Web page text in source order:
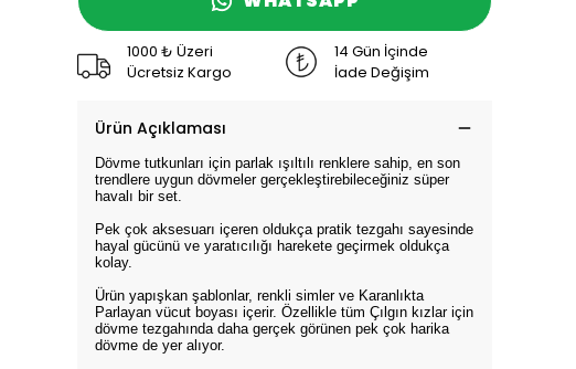
1000 ₺ Üzeri
Ücretsiz Kargo
14 Gün İçinde
İade Değişim
Ürün Açıklaması
Dövme tutkunları için parlak ışıltılı renklere sahip, en son
trendlere uygun dövmeler gerçekleştirebileceğiniz süper
havalı bir set.
Pek çok aksesuarı içeren oldukça pratik tezgahı sayesinde
hayal gücünü ve yaratıcılığı harekete geçirmek oldukça
kolay.
Ürün yapışkan şablonlar, renkli simler ve Karanlıkta
Parlayan vücut boyası içerir. Özellikle tüm Çılgın kızlar için
dövme tezgahında daha gerçek görünen pek çok harika
dövme de yer alıyor.